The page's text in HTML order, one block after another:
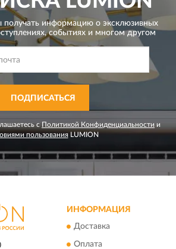
получать информацию о эксклюзивных
событиях и многом другом
ПОДПИСАТЬСЯ
сПолитикой Конфиденциальности и
пользованияLUMION
ИНФОРМАЦИЯ
Доставка
Оплата